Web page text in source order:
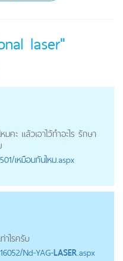
laser"
มคะ แล้วเอาไว้ทำอะไร รักษา
เหมือนกันไหม.aspx
าไรครับ
Nd-YAG-LASER.aspx